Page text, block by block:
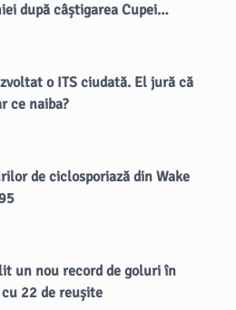
după câștigarea Cupei
o ITS ciudată. El jură că
ce naiba?
de ciclosporiază din Wake
un nou record de goluri în
22 de reușite